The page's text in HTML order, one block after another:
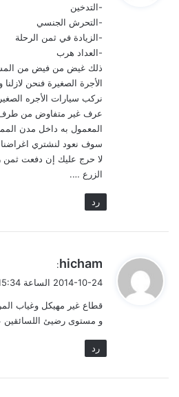
ل
-التدخين
-التحرش الجنسي
-الزيادة في ثمن الرحلة
-العداد هرب
ذلك غيض من فيض من
الأجرة الصغيرة فنحن
نركب سيارات الأجره
عرف غير متفاوض من طرف
المعمول به داخل مدن
سوف نعود لنشتري
لا حرج عليك إن دفعت ثمن
الزرع ….
رد
ي
ل
hicham
:
2014-10-24 الساعة 15:34
قطاع غير مهيكل وغياب
و مستوى رضيئ اللسائقين
رد